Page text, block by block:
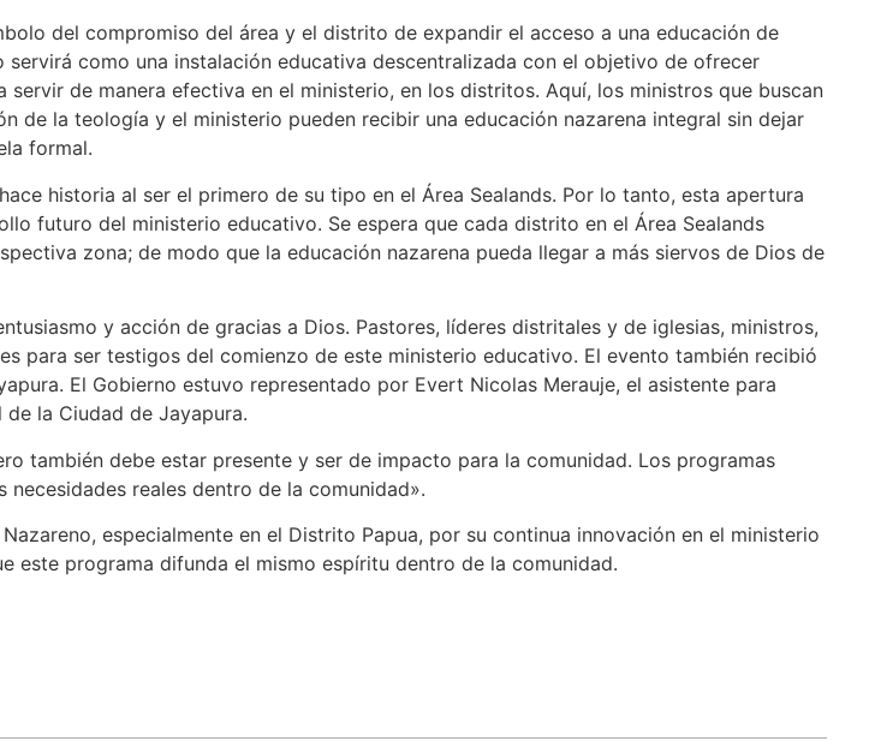
del compromiso del área y el distrito de expandir el acceso a una educación de
como una instalación educativa descentralizada con el objetivo de ofrecer
de manera efectiva en el ministerio, en los distritos. Aquí, los ministros que buscan
de la teología y el ministerio pueden recibir una educación nazarena integral sin dejar
formal.
historia al ser el primero de su tipo en el Área Sealands. Por lo tanto, esta apertura
futuro del ministerio educativo. Se espera que cada distrito en el Área Sealands
zona; de modo que la educación nazarena pueda llegar a más siervos de Dios de
y acción de gracias a Dios. Pastores, líderes distritales y de iglesias, ministros,
para ser testigos del comienzo de este ministerio educativo. El evento también recibió
El Gobierno estuvo representado por Evert Nicolas Merauje, el asistente para
la Ciudad de Jayapura.
también debe estar presente y ser de impacto para la comunidad. Los programas
reales dentro de la comunidad».
especialmente en el Distrito Papua, por su continua innovación en el ministerio
este programa difunda el mismo espíritu dentro de la comunidad.